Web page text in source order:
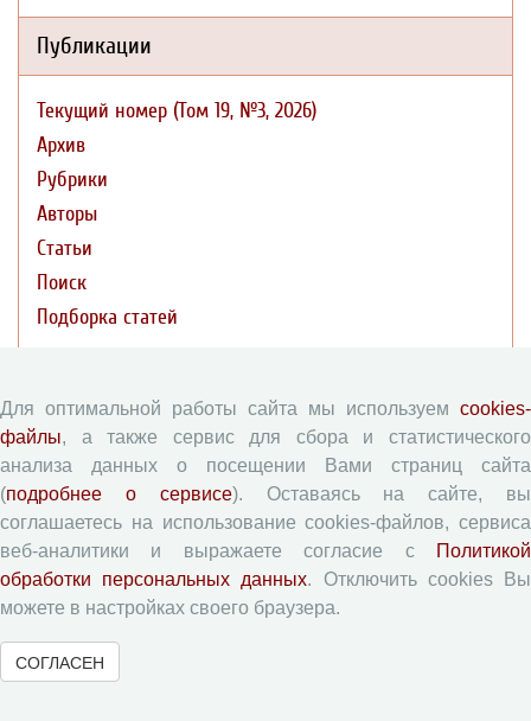
Публикации
Текущий номер (Том 19, №3, 2026)
Архив
Рубрики
Авторы
Статьи
Поиск
Подборка статей
Правила для авторов
Типовой лицензионный договор
Согласие на обработку персональных данных
Авторские права
Приватность
Рецензентам
Для оптимальной работы сайта мы используем cookies-
файлы, а также сервис для сбора и статистического
анализа данных о посещении Вами страниц сайта
(подробнее о сервисе). Оставаясь на сайте, вы
соглашаетесь на использование cookies-файлов, сервиса
веб-аналитики и выражаете согласие с
Политикой
обработки персональных данных. Отключить cookies Вы
можете в настройках своего браузера.
СОГЛАСЕН